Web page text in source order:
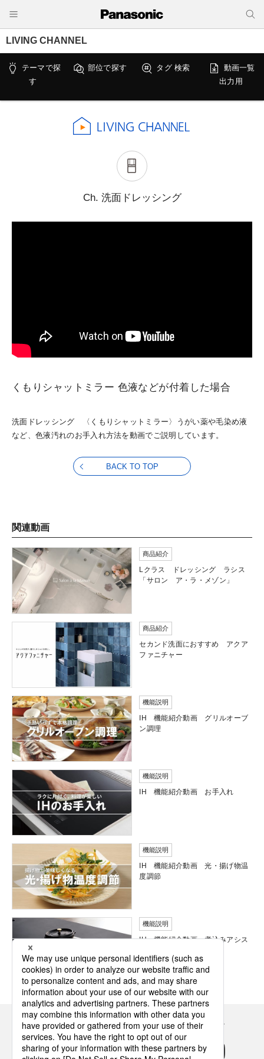
LIVING CHANNEL
テーマで探
す
部位で探す タグ 検索
動画一覧
出力用
Ch. 洗面ドレッシング
くもりシャットミラー 色液などが付着した場合
洗面ドレッシング 〈くもりシャットミラー〉うがい薬や毛染め液
など、色液汚れのお手入れ方法を動画でご説明しています。
BACK TO TOP
関連動画
商品紹介
Lクラス ドレッシング ラシス
「サロン ア・ラ・メゾン」
商品紹介
セカンド洗面におすすめ アクア
ファニチャー
機能説明
IH 機能紹介動画 グリルオーブ
ン調理
機能説明
IH 機能紹介動画 お手入れ
機能説明
IH 機能紹介動画 光・揚げ物温
度調節
機能説明
IH 機能紹介動画 煮込みアシス
Panasonicの住まい・くらし SNSアカウント